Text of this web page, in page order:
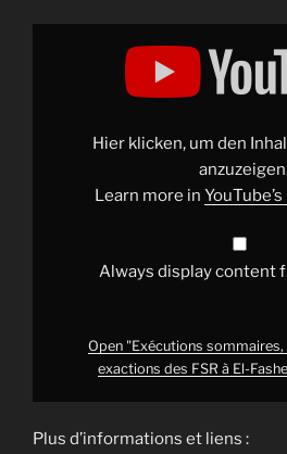
Display
exactionsHier klicken, um den
Learn more in
Always display content
Open "Exécutions
exactions des FSR à El-
Plus d’informations et liens :